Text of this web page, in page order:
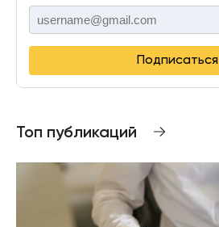
Подписаться
Топ публикаций